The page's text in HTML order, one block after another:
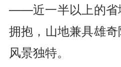
——近一半以上的省
拥抱，山地兼具雄奇
风景独特。